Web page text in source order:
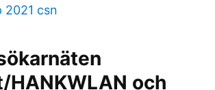
2021 csn
HANKWLAN och